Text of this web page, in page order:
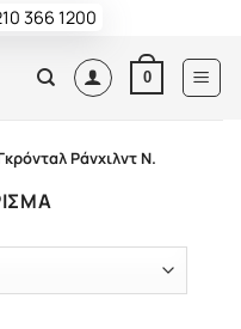
366 1200
0
Ράνχιλντ Ν.